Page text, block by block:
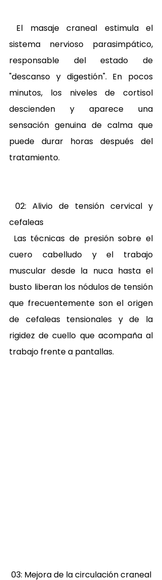
El masaje craneal estimula el
sistema nervioso parasimpático,
responsable del estado de
"descanso y digestión". En pocos
minutos, los niveles de cortisol
descienden y aparece una
sensación genuina de calma que
puede durar horas después del
tratamiento.
02: Alivio de tensión cervical y
cefaleas
Las técnicas de presión sobre el
cuero cabelludo y el trabajo
muscular desde la nuca hasta el
busto liberan los nódulos de tensión
que frecuentemente son el origen
de cefaleas tensionales y de la
rigidez de cuello que acompaña al
trabajo frente a pantallas.